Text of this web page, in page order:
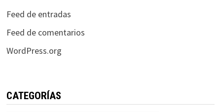
Feed de entradas
Feed de comentarios
WordPress.org
CATEGORÍAS